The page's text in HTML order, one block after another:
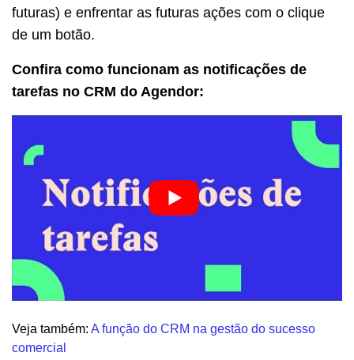
futuras) e enfrentar as futuras ações com o clique
de um botão.
Confira como funcionam as notificações de
tarefas no CRM do Agendor:
Veja também: A função do CRM na gestão do sucesso
comercial